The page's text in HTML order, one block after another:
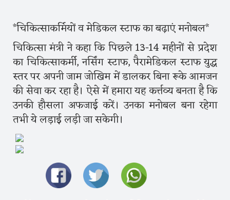
*चिकित्साकर्मियों व मेडिकल स्टाफ का बढ़ाएं मनोबल*
चिकित्सा मंत्री ने कहा कि पिछले 13-14 महीनों से प्रदेश
का चिकित्साकर्मी, नर्सिंग स्टाफ, पैरामेडिकल स्टाफ युद्ध
स्तर पर अपनी जाम जोखिम में डालकर बिना रूके आमजन
की सेवा कर रहा है। ऐसे में हमारा यह कर्त्तव्य बनता है कि
उनकी हौसला अफजाई करें। उनका मनोबल बना रहेगा
तभी ये लड़ाई लड़ी जा सकेगी।